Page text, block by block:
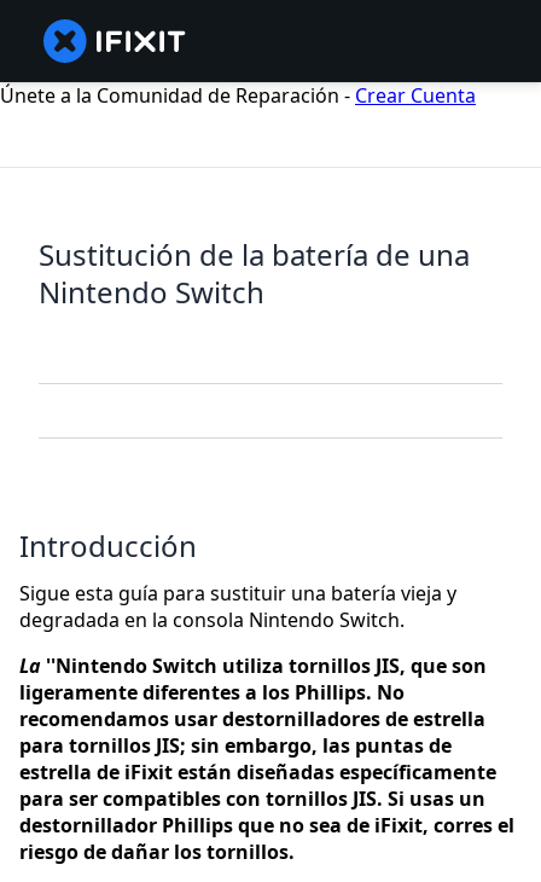
Únete a la Comunidad de Reparación - Crear Cuenta
Sustitución de la batería de una
Nintendo Switch
Introducción
Sigue esta guía para sustituir una batería vieja y
degradada en la consola Nintendo Switch.
La ''Nintendo Switch utiliza tornillos JIS, que son
ligeramente diferentes a los Phillips. No
recomendamos usar destornilladores de estrella
para tornillos JIS; sin embargo, las puntas de
estrella de iFixit están diseñadas específicamente
para ser compatibles con tornillos JIS. Si usas un
destornillador Phillips que no sea de iFixit, corres el
riesgo de dañar los tornillos.